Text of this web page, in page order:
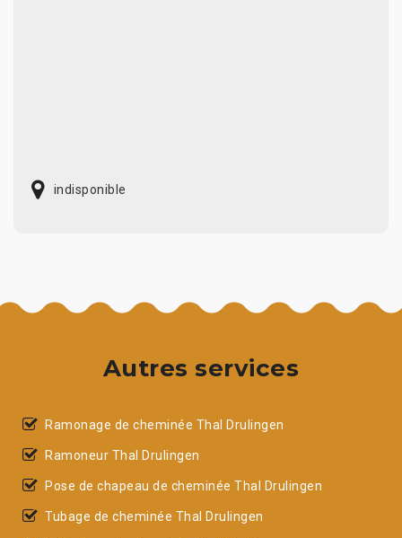
indisponible
Autres services
Ramonage de cheminée Thal Drulingen
Ramoneur Thal Drulingen
Pose de chapeau de cheminée Thal Drulingen
Tubage de cheminée Thal Drulingen